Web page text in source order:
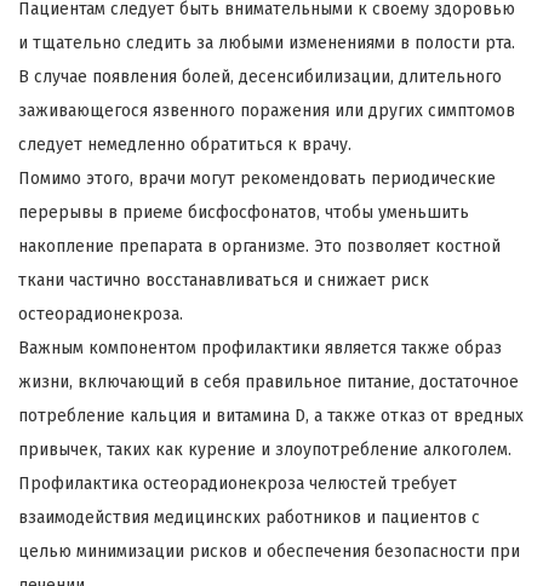
Пациентам следует быть внимательными к своему здоровью
и тщательно следить за любыми изменениями в полости рта.
В случае появления болей, десенсибилизации, длительного
заживающегося язвенного поражения или других симптомов
следует немедленно обратиться к врачу.
Помимо этого, врачи могут рекомендовать периодические
перерывы в приеме бисфосфонатов, чтобы уменьшить
накопление препарата в организме. Это позволяет костной
ткани частично восстанавливаться и снижает риск
остеорадионекроза.
Важным компонентом профилактики является также образ
жизни, включающий в себя правильное питание, достаточное
потребление кальция и витамина D, а также отказ от вредных
привычек, таких как курение и злоупотребление алкоголем.
Профилактика остеорадионекроза челюстей требует
взаимодействия медицинских работников и пациентов с
целью минимизации рисков и обеспечения безопасности при